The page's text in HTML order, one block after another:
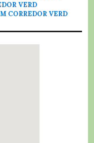
VERD
CORREDOR VERD